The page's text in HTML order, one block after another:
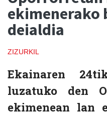
ekimenerako
deialdia
ZIZURKIL
Ekainaren
luzatuko den
ekimenean lan